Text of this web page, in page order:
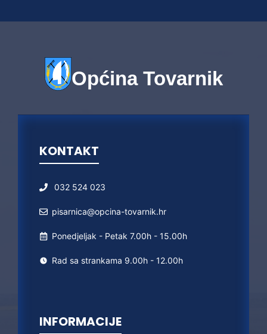
Općina Tovarnik
KONTAKT
032 524 023
pisarnica@opcina-tovarnik.hr
Ponedjeljak - Petak 7.00h - 15.00h
Rad sa strankama 9.00h - 12.00h
INFORMACIJE